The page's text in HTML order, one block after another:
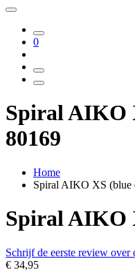
0
Spiral AIKO
80169
Home
Spiral AIKO XS (blue
Spiral AIKO
Schrijf de eerste review over
€ 34,95